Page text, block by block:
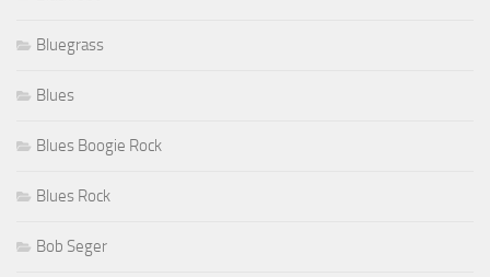
Bluegrass
Blues
Blues Boogie Rock
Blues Rock
Bob Seger